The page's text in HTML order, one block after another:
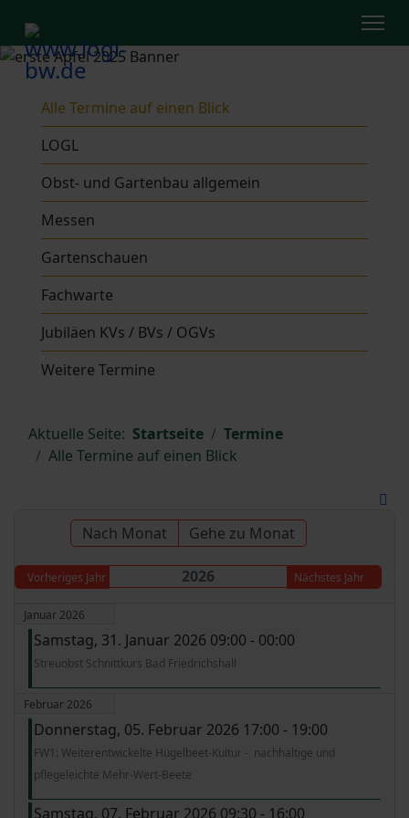
Alle Termine auf einen Blick
LOGL
Obst- und Gartenbau allgemein
Messen
Gartenschauen
Fachwarte
Jubiläen KVs / BVs / OGVs
Weitere Termine
Aktuelle Seite: Startseite
Termine
Alle Termine auf einen Blick
Nach Monat Gehe zu Monat
Vorheriges Jahr 2026 Nächstes Jahr
Januar 2026
Samstag, 31. Januar 2026 09:00 - 00:00
Streuobst Schnittkurs Bad Friedrichshall
Februar 2026
Donnerstag, 05. Februar 2026 17:00 - 19:00
FW1: Weiterentwickelte Hügelbeet-Kultur - nachhaltige und
pflegeleichte Mehr-Wert-Beete
Samstag, 07. Februar 2026 09:30 - 16:00